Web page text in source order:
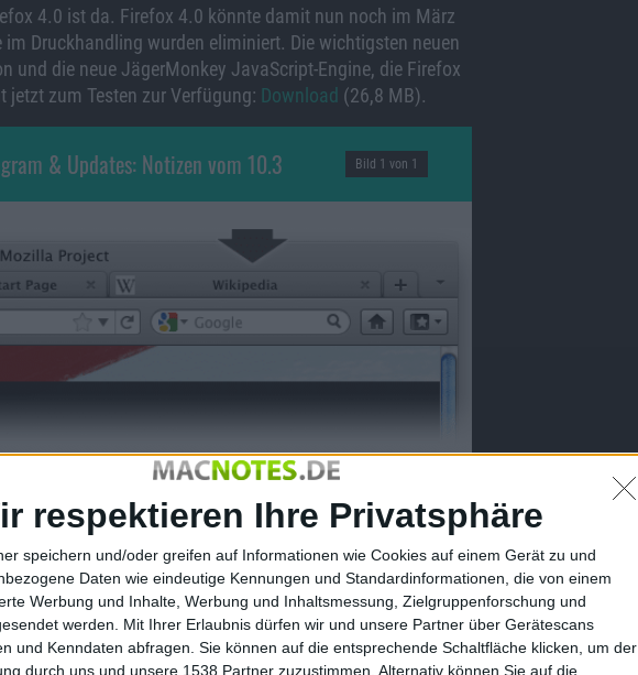
respektieren Ihre Privatsphäre
speichern und/oder greifen auf Informationen wie Cookies auf einem Gerät zu und
Daten wie eindeutige Kennungen und Standardinformationen, die von einem
Werbung und Inhalte, Werbung und Inhaltsmessung, Zielgruppenforschung und
werden.
Mit Ihrer Erlaubnis dürfen wir und unsere Partner über Gerätescans
und Kenndaten abfragen. Sie können auf die entsprechende Schaltfläche klicken, um der
durch uns und unsere 1538 Partner zuzustimmen. Alternativ können Sie auf die
4.0 ist da. Firefox 4.0 könnte damit nun noch im März
Druckhandling wurden eliminiert. Die wichtigsten neuen
und die neue JägerMonkey JavaScript-Engine, die Firefox
jetzt zum Testen zur Verfügung: Download (26,8 MB).
& Updates: Notizen vom 10.3 Bild 1 von 1
(783x199 Pixel, 22 kB).
Aggregator Flipboard steht ein umfangreiches Update zum
Integration und bietet eine neuartige Social-
für neuen Content deutlich verringert und die